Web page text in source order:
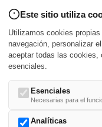
Rosanna Arquette
Joanna García (47)
Ryan Eggold (42)
Nacimientos y
DD/MM /
Este sitio utiliza
Utilizamos cookies
navegación, personalizar
aceptar todas las cookies,
esenciales.
Esenciales
Necesarias para el
Analíticas